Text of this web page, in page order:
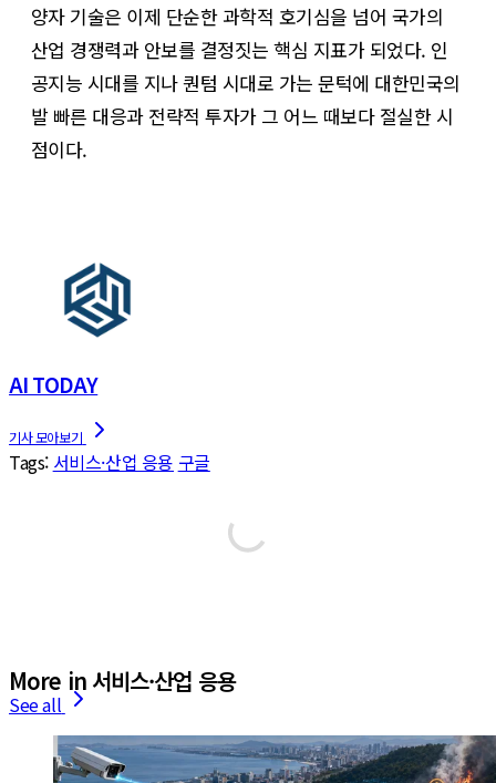
양자 기술은 이제 단순한 과학적 호기심을 넘어 국가의
산업 경쟁력과 안보를 결정짓는 핵심 지표가 되었다. 인
공지능 시대를 지나 퀀텀 시대로 가는 문턱에 대한민국의
발 빠른 대응과 전략적 투자가 그 어느 때보다 절실한 시
점이다.
AI TODAY
Tags: 서비스·산업 응용 구글
More in 서비스·산업 응용
See all